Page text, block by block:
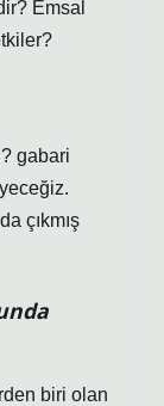
Emsal
gabari
çıkmış
biri olan